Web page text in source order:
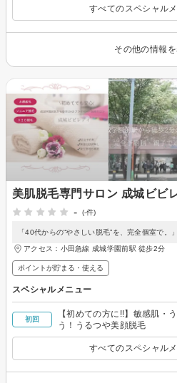
すべてのスペシャル
その他の情報
美肌脱毛専門サロン 成城ビビ
-
(-件)
「40代からの“やさしい脱毛”を、完全個室で。
アクセス：小田急線 成城学園前駅 徒歩2分
ポイントが貯まる・使える
スペシャルメニュー
初回
【初めての方に!!】敏感肌・
う！うるつや美顔脱毛
すべてのスペシャル